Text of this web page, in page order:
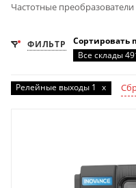
Частотные
ФИЛЬТР
Сортировать
Все склады
Релейные выходы 1 x